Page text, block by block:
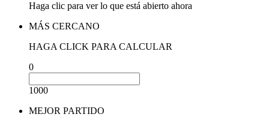
Haga clic para ver lo que está abierto ahora
MÁS CERCANO
HAGA CLICK PARA CALCULAR
0
1000
MEJOR PARTIDO